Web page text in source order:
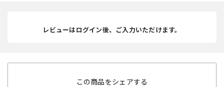
レビューはログイン後、ご入力いただけます。
この商品をシェアする